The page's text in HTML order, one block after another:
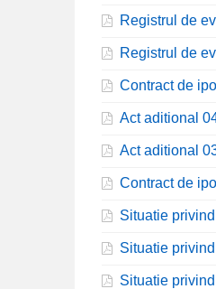
Registrul de
Registrul de
Contract de
Act aditional
Act aditional
Contract de
Situatie
Situatie
Situatie